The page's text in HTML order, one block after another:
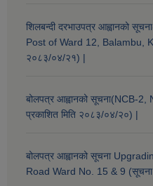
शिलबन्दी दरभाउपत्र आह्वानको
Post of Ward 12, Balambu,
२०८३/०४/२१) |
बोलपत्र आह्वानको सूचना(NCB-
प्रकाशित मिति २०८३/०४/२०) |
बोलपत्र आह्वानको सूचना
Road Ward No. 15 & 9 (सूचना